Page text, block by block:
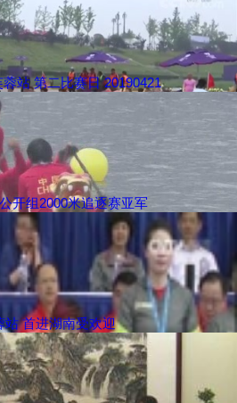
站 第二比赛日 20190421
开组2000米追逐赛亚军
站 首进湖南受欢迎